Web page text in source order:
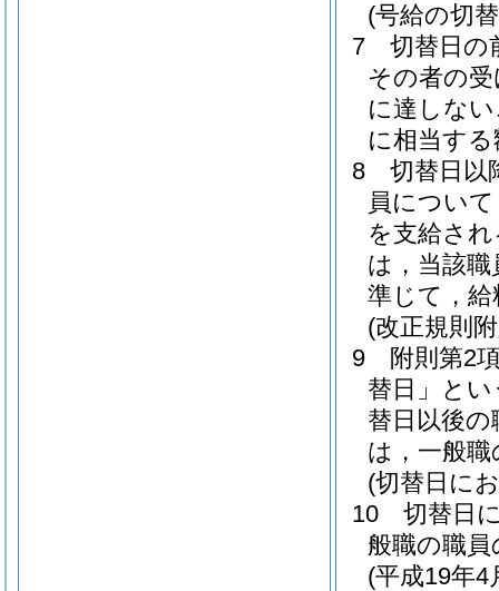
(号給の切
7
切替日の
その者の
に達しな
に相当す
8
切替日以
員につい
を支給さ
は，当該
準じて，
(改正規則
9
附則第2
替日」とい
替日以後
は，一般
(切替日に
10
切替日
般職の職
(平成19年